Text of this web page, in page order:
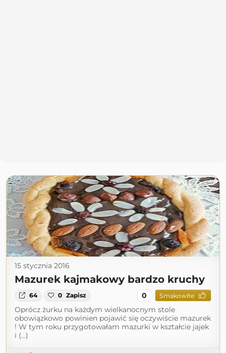
15 stycznia 2016
Mazurek kajmakowy bardzo kruchy
64 0 Zapisz 0 Smakowite
Oprócz żurku na każdym wielkanocnym stole
obowiązkowo powinien pojawić się oczywiście mazurek
! W tym roku przygotowałam mazurki w kształcie jajek
i (...)